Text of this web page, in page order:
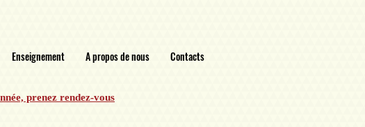
Enseignement A propos de nous Contacts
prenez rendez-vous